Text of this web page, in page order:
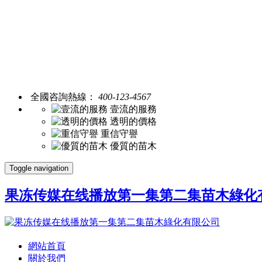
全國咨詢熱線： 400-123-4567
壹流的服務
透明的價格
重信守譽
優質的苗木
Toggle navigation
果冻传媒在线播放第一集第二集苗木綠化
網站首頁
關於我們